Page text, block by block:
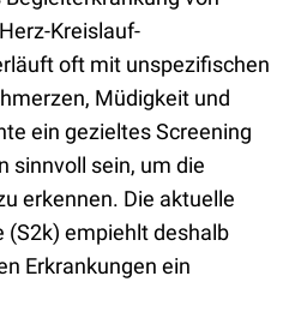
Kreislauf-
oft mit unspezifischen
Müdigkeit und
ein gezieltes Screening
sinnvoll sein, um die
erkennen. Die aktuelle
(S2k) empiehlt deshalb
Erkrankungen ein